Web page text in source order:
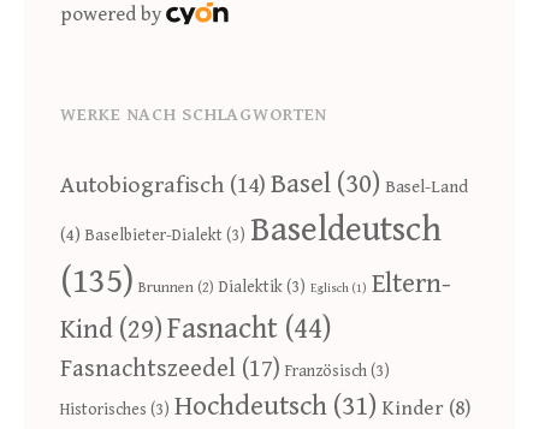
powered by
WERKE NACH SCHLAGWORTEN
Autobiografisch (14) Basel (30) Basel-Land
(4) Baselbieter-Dialekt(3) Baseldeutsch
(135) Brunnen (2) Dialektik(3) Eglisch (1) Eltern-
Kind (29)Fasnacht (44)
Fasnachtszeedel (17) Französisch(3)
Historisches (3) Hochdeutsch (31) Kinder (8)